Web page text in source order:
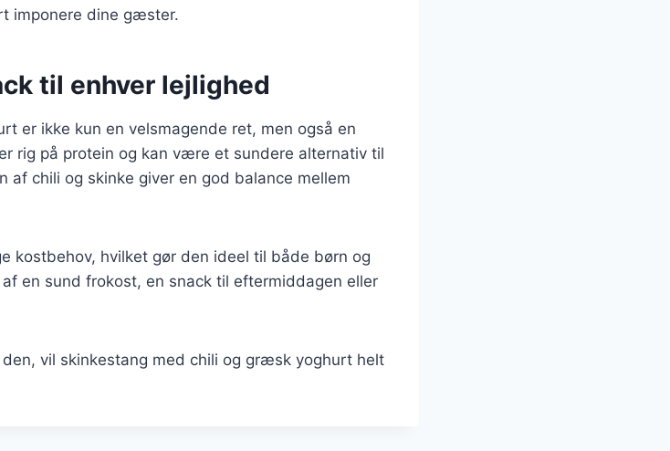
imponere dine gæster.
til enhver lejlighed
er ikke kun en velsmagende ret, men også en
rig på protein og kan være et sundere alternativ til
af chili og skinke giver en god balance mellem
kostbehov, hvilket gør den ideel til både børn og
en sund frokost, en snack til eftermiddagen eller
vil skinkestang med chili og græsk yoghurt helt